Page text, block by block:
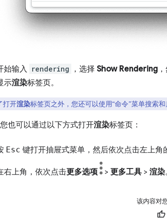
始输入 rendering ，选择 Show Rendering
示渲染标签页。
打开渲染标签页之外，您还可以使用“命令”菜单搜索
也可以通过以下方式打开渲染标签页：
Esc 键打开抽屉式菜单，然后依次点击左上角
右上角，依次点击更多选项 > 更多工具 > 渲染
该内容对